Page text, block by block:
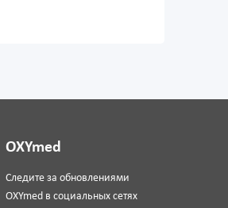
OXYmed
Следите за обновлениями
OXYmed в социальных сетях